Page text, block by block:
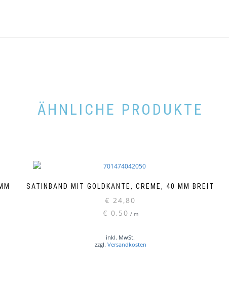
ÄHNLICHE PRODUKTE
SATINBAND MIT GOLDKANTE, CREME, 40 MM BREIT
€ 24,80
€ 0,50 / m
inkl. MwSt.
zzgl. Versandkosten